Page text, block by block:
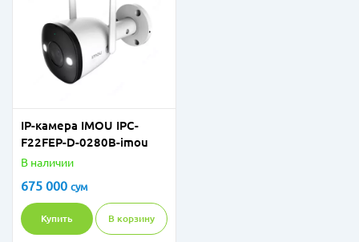
IP-камера IMOU IPC-
F22FEP-D-0280B-imou
В наличии
675 000 сум
Купить В корзину